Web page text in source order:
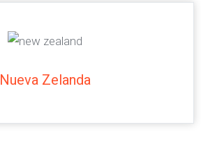
Nueva Zelanda